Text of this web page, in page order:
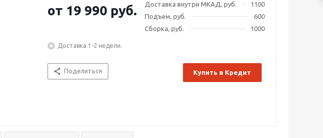
Доставка внутри МКАД, руб.
1100
Подъем, руб.
600
Сборка, руб.
1000
от 19 990 руб.
Доставка 1-2 недели.
Поделиться Купить в Кредит